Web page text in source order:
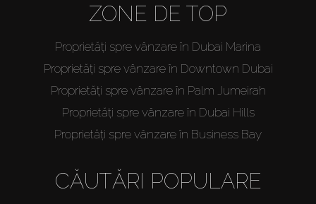
ZONE DE TOP
Proprietăți spre vânzare în Dubai Marina
Proprietăți spre vânzare în Downtown Dubai
Proprietăți spre vânzare în Palm Jumeirah
Proprietăți spre vânzare în Dubai Hills
Proprietăți spre vânzare în Business Bay
CĂUTĂRI POPULARE